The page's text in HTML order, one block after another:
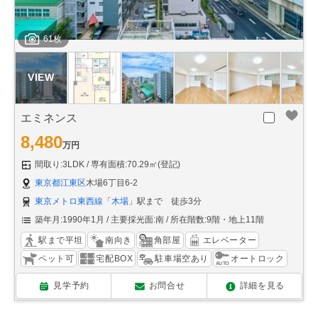
61枚
エミネンス
8,480万円
間取り:3LDK
専有面積:70.29㎡(登記)
東京都江東区木場6丁目6-2
東京メトロ東西線 「木場 」駅まで 徒歩3分
築年月:1990年1月
主要採光面:南 所在階数:9階・地上11階
駅まで平坦 南向き 角部屋
エレベーター
ペット可
宅配BOX 駐車場空あり オートロック
見学予約 お問合せ 詳細を見る